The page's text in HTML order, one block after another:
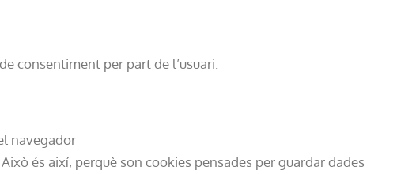
consentiment per part de l’usuari.
navegador
és així, perquè son cookies pensades per guardar dades